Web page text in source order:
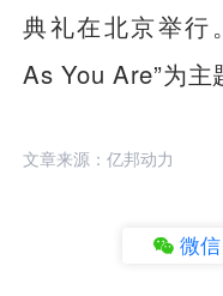
典礼在北京举行
As You Are”为主
文章来源：亿邦动力
微信